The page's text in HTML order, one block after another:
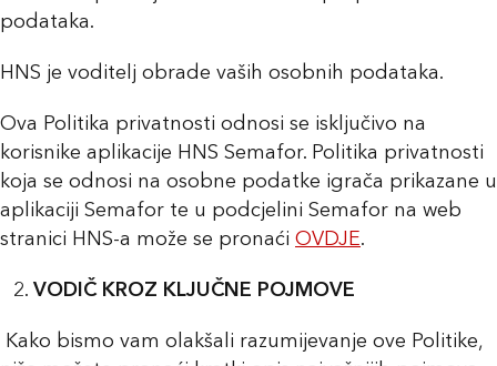
podataka.
HNS je voditelj obrade vaših osobnih podataka.
Ova Politika privatnosti odnosi se isključivo na
korisnike aplikacije HNS Semafor. Politika privatnosti
koja se odnosi na osobne podatke igrača prikazane u
aplikaciji Semafor te u podcjelini Semafor na web
stranici HNS-a može se pronaći OVDJE.
VODIČ KROZ KLJUČNE POJMOVE
Kako bismo vam olakšali razumijevanje ove Politike,